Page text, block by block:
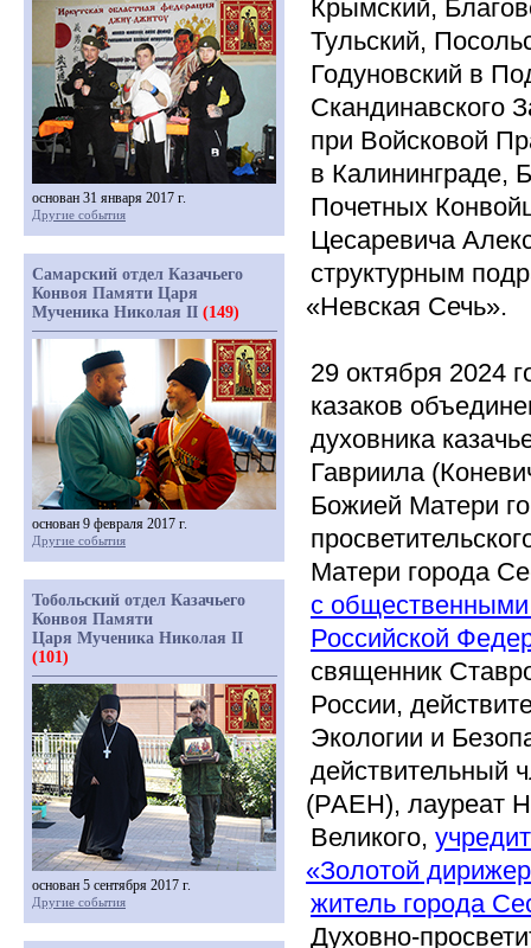
Крымский,
Тульский,
Годуновский в
Скандинавского
при Войсковой
в Калининграде,
Почетных
Цесаревича
структурным
«Невская Сечь».
29 октября 2024
казаков
духовника
Гавриила
Божией Матери
Матери города
с общественными
Российской
священник
России,
Экологии и
действительный
(РАЕН), лауреат
Великого,
«Золотой
житель города
Духовно-
основан 31 января 2017 г.
Другие события
Самарский отдел Казачьего
Конвоя Памяти Царя
Мученика Николая II (149)
основан 9 февраля 2017 г.
Другие события
Тобольский отдел Казачьего
Конвоя Памяти
Царя Мученика Николая II
(101)
основан 5 сентября 2017 г.
Другие события